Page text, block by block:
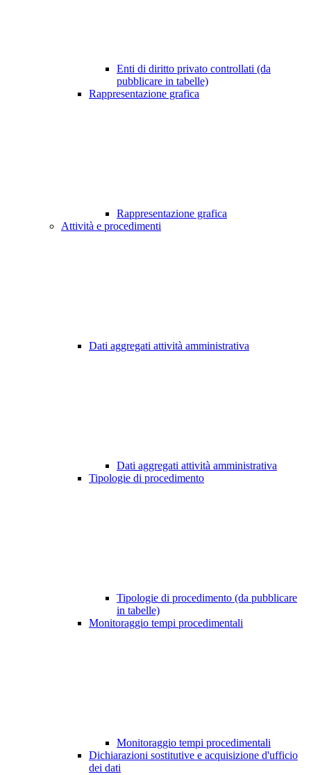
Enti di diritto privato controllati (da
pubblicare in tabelle)
Rappresentazione grafica
Rappresentazione grafica
Attività e procedimenti
Dati aggregati attività amministrativa
Dati aggregati attività amministrativa
Tipologie di procedimento
Tipologie di procedimento (da pubblicare
in tabelle)
Monitoraggio tempi procedimentali
Monitoraggio tempi procedimentali
Dichiarazioni sostitutive e acquisizione d'ufficio
dei dati